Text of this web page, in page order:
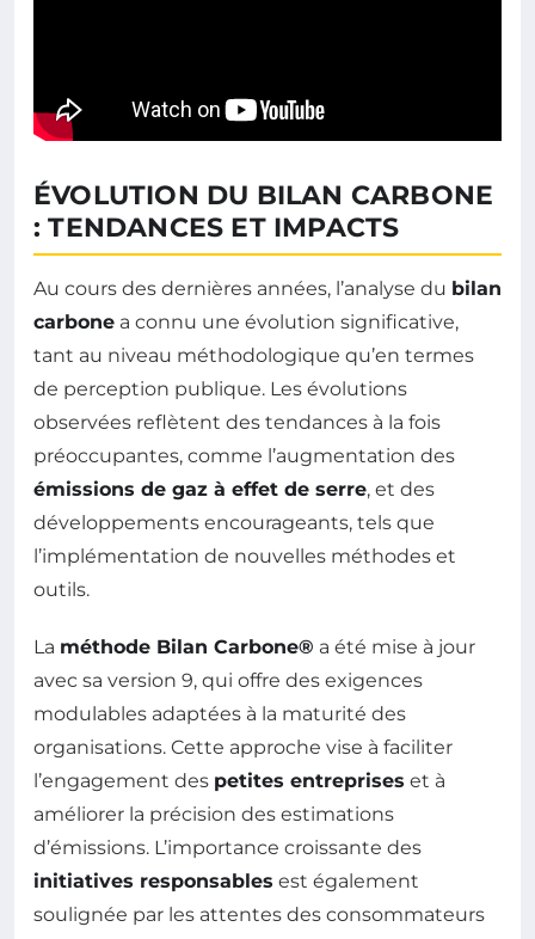
ÉVOLUTION DU BILAN CARBONE
: TENDANCES ET IMPACTS
Au cours des dernières années, l’analyse du bilan
carbone a connu une évolution significative,
tant au niveau méthodologique qu’en termes
de perception publique. Les évolutions
observées reflètent des tendances à la fois
préoccupantes, comme l’augmentation des
émissions de gaz à effet de serre, et des
développements encourageants, tels que
l’implémentation de nouvelles méthodes et
outils.
La méthode Bilan Carbone® a été mise à jour
avec sa version 9, qui offre des exigences
modulables adaptées à la maturité des
organisations. Cette approche vise à faciliter
l’engagement des petites entreprises et à
améliorer la précision des estimations
d’émissions. L’importance croissante des
initiatives responsables est également
soulignée par les attentes des consommateurs